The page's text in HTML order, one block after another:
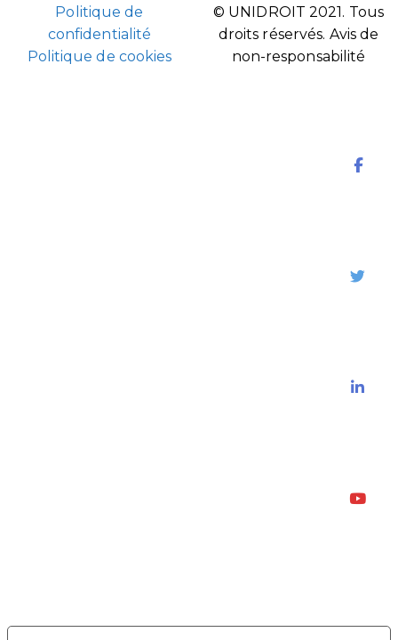
Politique de
confidentialité
Politique de cookies
© UNIDROIT 2021. Tous
droits réservés. Avis de
non-responsabilité